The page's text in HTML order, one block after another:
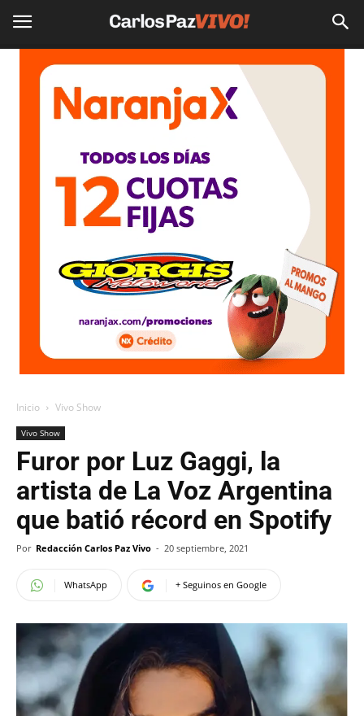
Inicio Vivo Show
Vivo Show
Furor por Luz Gaggi, la
artista de La Voz Argentina
que batió récord en Spotify
Por Redacción Carlos Paz Vivo - 20 septiembre, 2021
WhatsApp + Seguinos en Google